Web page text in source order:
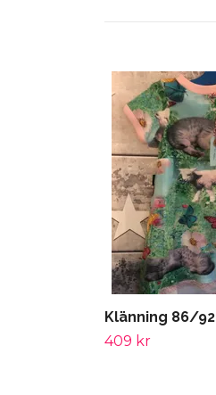
Klänning 86/92
409 kr